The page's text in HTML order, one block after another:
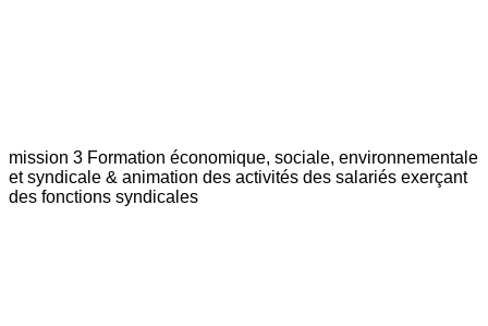
mission 3 Formation économique, sociale, environnementale
et syndicale & animation des activités des salariés exerçant
des fonctions syndicales